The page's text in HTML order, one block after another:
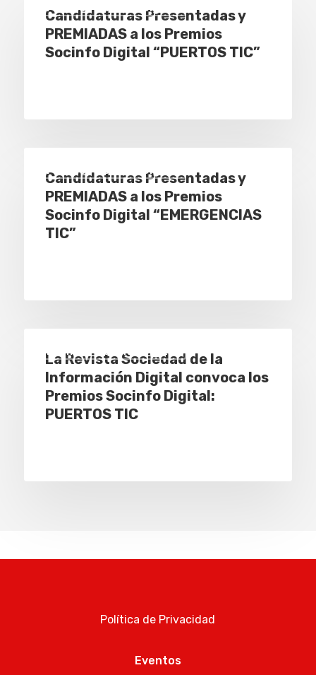
Premios Socinfo Digital
Candidaturas Presentadas y
PREMIADAS a los Premios
Socinfo Digital “PUERTOS TIC”
Premios Socinfo Digital
Candidaturas Presentadas y
PREMIADAS a los Premios
Socinfo Digital “EMERGENCIAS
TIC”
Premios Socinfo Digital
La Revista Sociedad de la
Información Digital convoca los
Premios Socinfo Digital:
PUERTOS TIC
Política de Privacidad
Eventos